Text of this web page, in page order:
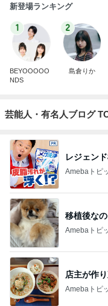
新登場ランキング
1
BEYOOOOO
NDS
2
島倉りか
芸能人・有名人ブログ
レジェン
Amebaトピ
移植後な
Amebaトピ
店主が作
Amebaトピ